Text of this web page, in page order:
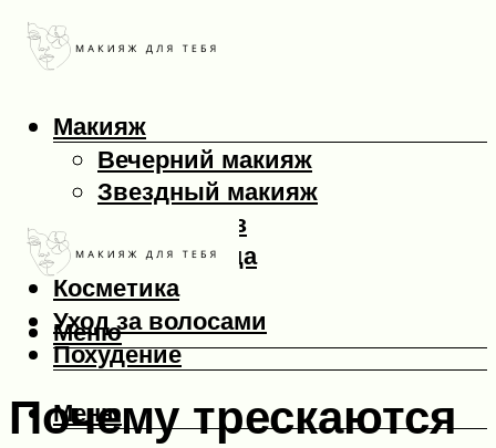
Макияж
Вечерний макияж
Звездный макияж
Макияж глаз
Макияж лица
Косметика
Уход за волосами
Похудение
Меню
Меню
Почему трескаются